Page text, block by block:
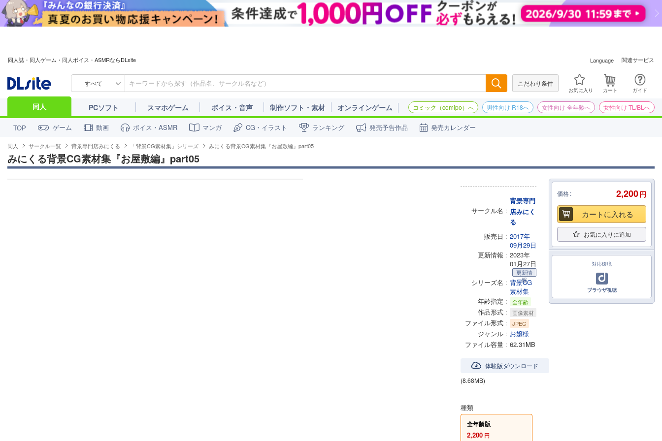
同人誌・同人ゲーム・同人ボイス・ASMRならDLsite Language 関連サービス
すべて こだわり条件
お気に入り カート ガイド
同人 PCソフト スマホゲーム ボイス・音声 制作ソフト・素材 オンラインゲーム コミック（comipo）へ 男性向け R18へ 女性向け 全年齢へ 女性向け TL/BLへ
TOP ゲーム 動画 ボイス・ASMR マンガ CG・イラスト ランキング 発売予告作品 発売カレンダー
同人 サークル一覧 背景専門店みにくる 「背景CG素材集」シリーズ みにくる背景CG素材集『お屋敷編』part05
みにくる背景CG素材集『お屋敷編』part05
サークル名
背景専門
店みにく
る
販売日
2017年
09月29日
更新情報
2023年
01月27日
更新情
報
シリーズ名
背景CG
素材集
年齢指定
全年齢
作品形式 画像素材
ファイル形式 JPEG
ジャンル
お嬢様
ファイル容量
62.31MB
体験版ダウンロード
(8.68MB)
種類
全年齢版
2,200 円
価格 2,200円
カートに入れる
お気に入りに追加
対応環境
ブラウザ視聴